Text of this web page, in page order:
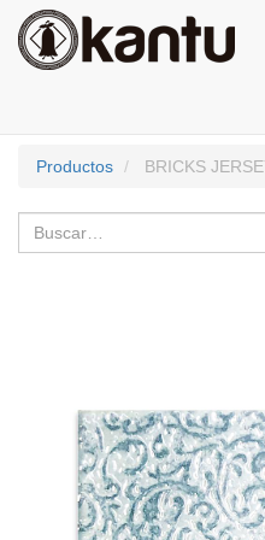
Productos BRICKS